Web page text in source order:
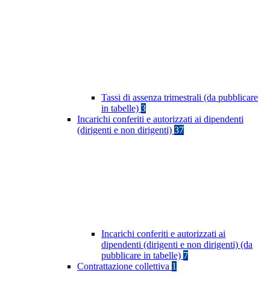
Tassi di assenza trimestrali (da pubblicare
in tabelle) 3
Incarichi conferiti e autorizzati ai dipendenti
(dirigenti e non dirigenti) 37
Incarichi conferiti e autorizzati ai
dipendenti (dirigenti e non dirigenti) (da
pubblicare in tabelle) 7
Contrattazione collettiva 1